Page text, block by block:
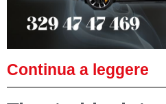
Continua a leggere